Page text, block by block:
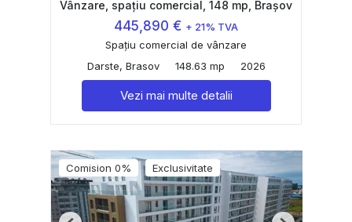
Vânzare, spațiu comercial, 148 mp, Brașov
445,890 € + 21% TVA
Spațiu comercial de vânzare
Darste, Brasov
148.63 mp 2026
Vezi mai multe detalii
Comision 0% Exclusivitate